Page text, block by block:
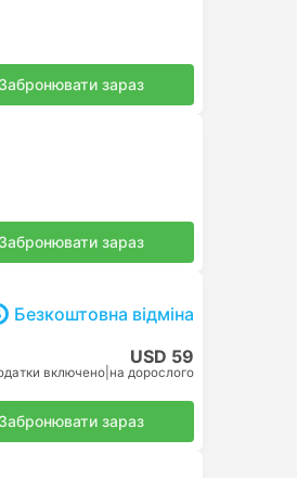
Забронювати зараз
Забронювати зараз
Безкоштовна відміна
USD 59
включено на дорослого
Забронювати зараз